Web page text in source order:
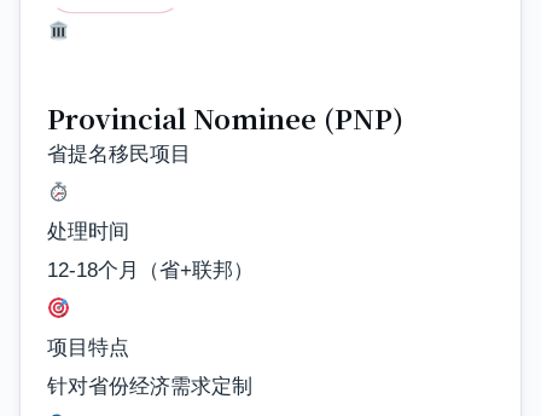
Provincial Nominee (PNP)
省提名移民项目
处理时间
12-18个月（省+联邦）
项目特点
针对省份经济需求定制